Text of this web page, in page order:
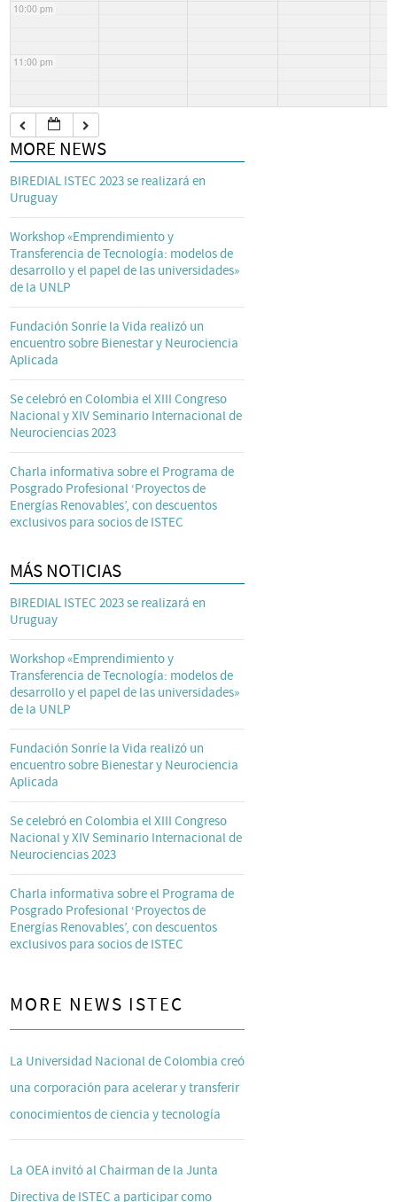
10:00 pm
11:00 pm
MORE NEWS
BIREDIAL ISTEC 2023 se realizará en
Uruguay
Workshop «Emprendimiento y
Transferencia de Tecnología: modelos de
desarrollo y el papel de las universidades»
de la UNLP
Fundación Sonríe la Vida realizó un
encuentro sobre Bienestar y Neurociencia
Aplicada
Se celebró en Colombia el XIII Congreso
Nacional y XIV Seminario Internacional de
Neurociencias 2023
Charla informativa sobre el Programa de
Posgrado Profesional ‘Proyectos de
Energías Renovables’, con descuentos
exclusivos para socios de ISTEC
MÁS NOTICIAS
BIREDIAL ISTEC 2023 se realizará en
Uruguay
Workshop «Emprendimiento y
Transferencia de Tecnología: modelos de
desarrollo y el papel de las universidades»
de la UNLP
Fundación Sonríe la Vida realizó un
encuentro sobre Bienestar y Neurociencia
Aplicada
Se celebró en Colombia el XIII Congreso
Nacional y XIV Seminario Internacional de
Neurociencias 2023
Charla informativa sobre el Programa de
Posgrado Profesional ‘Proyectos de
Energías Renovables’, con descuentos
exclusivos para socios de ISTEC
MORE NEWS ISTEC
La Universidad Nacional de Colombia creó
una corporación para acelerar y transferir
conocimientos de ciencia y tecnología
La OEA invitó al Chairman de la Junta
Directiva de ISTEC a participar como